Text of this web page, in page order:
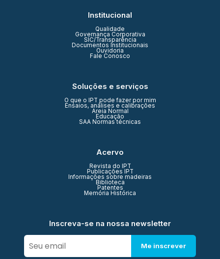
Institucional
Qualidade
Governança Corporativa
SIC/Transparência
Documentos Institucionais
Ouvidoria
Fale Conosco
Soluções e serviços
O que o IPT pode fazer por mim
Ensaios, análises e calibrações
Areia Normal
Educação
SAA Normas técnicas
Acervo
Revista do IPT
Publicações IPT
Informações sobre madeiras
Biblioteca
Patentes
Memória Histórica
Inscreva-se na nossa newsletter
Me inscrever